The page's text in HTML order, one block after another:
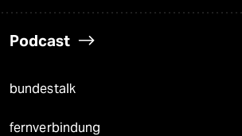
Podcast
bundestalk
fernverbindung